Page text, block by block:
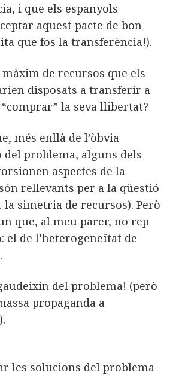
i que els espanyols
aquest pacte de bon
que fos la transferència!).
màxim de recursos que els
disposats a transferir a
la seva llibertat?
més enllà de l’òbvia
problema, alguns dels
aspectes de la
rellevants per a la qüestió
la simetria de recursos). Però
que, al meu parer, no rep
el de l’heterogeneïtat de
del problema! (però
propaganda a
les solucions del problema